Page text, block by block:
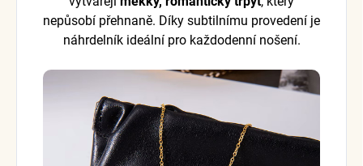
nepůsobí přehnaně. Díky subtilnímu provedení je
náhrdelník ideální pro každodenní nošení.